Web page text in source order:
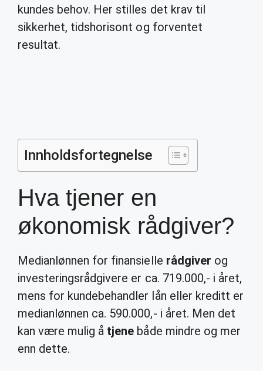
kundes behov. Her stilles det krav til
sikkerhet, tidshorisont og forventet
resultat.
Innholdsfortegnelse
Hva tjener en
økonomisk rådgiver?
Medianlønnen for finansielle rådgiver og
investeringsrådgivere er ca. 719.000,- i året,
mens for kundebehandler lån eller kreditt er
medianlønnen ca. 590.000,- i året. Men det
kan være mulig å tjene både mindre og mer
enn dette.